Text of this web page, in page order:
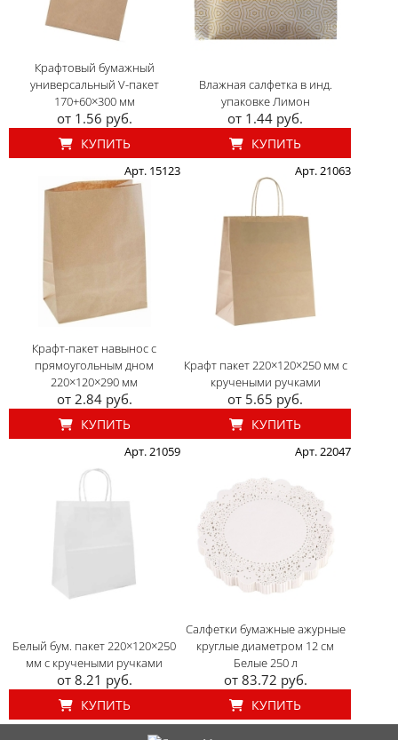
Крафтовый бумажный
универсальный V-пакет
170+60×300 мм
от 1.56 руб.
КУПИТЬ
Влажная салфетка в инд.
упаковке Лимон
от 1.44 руб.
КУПИТЬ
Арт. 15123
Крафт-пакет навынос с
прямоугольным дном
220×120×290 мм
от 2.84 руб.
КУПИТЬ
Арт. 21063
Крафт пакет 220×120×250 мм с
кручеными ручками
от 5.65 руб.
КУПИТЬ
Арт. 21059
Белый бум. пакет 220×120×250
мм с кручеными ручками
от 8.21 руб.
КУПИТЬ
Арт. 22047
Салфетки бумажные ажурные
круглые диаметром 12 см
Белые 250 л
от 83.72 руб.
КУПИТЬ